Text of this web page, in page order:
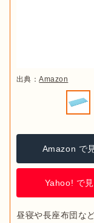
出典：Amazon
Amazon で
Yahoo! で
昼寝や長座布団な